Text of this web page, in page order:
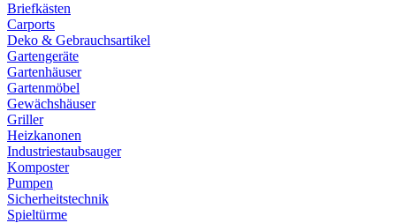
Briefkästen
Carports
Deko & Gebrauchsartikel
Gartengeräte
Gartenhäuser
Gartenmöbel
Gewächshäuser
Griller
Heizkanonen
Industriestaubsauger
Komposter
Pumpen
Sicherheitstechnik
Spieltürme